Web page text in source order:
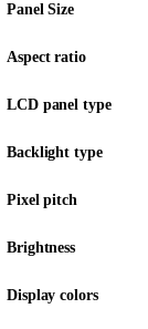
Panel Size
Aspect ratio
LCD panel type
Backlight type
Pixel pitch
Brightness
Display colors